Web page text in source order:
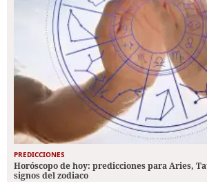
PREDICCIONES
Horóscopo de hoy: predicciones para Aries,
signos del zodiaco